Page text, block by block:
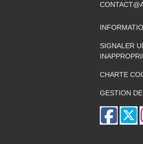
SIGNALER
CHARTE
GESTION